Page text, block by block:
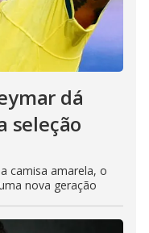
dá
seleção
camisa amarela, o
nova geração